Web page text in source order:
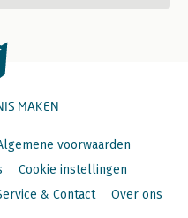
MAKEN
voorwaarden
Cookie instellingen
& Contact Over ons